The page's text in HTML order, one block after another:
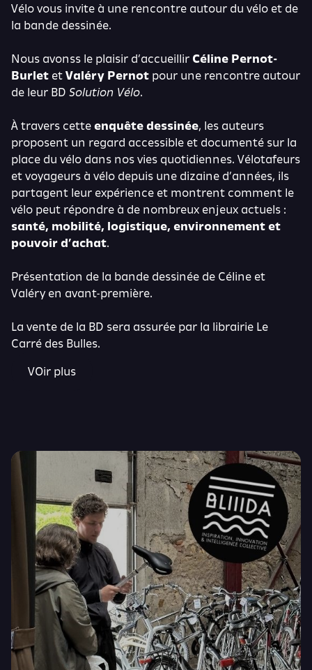
Vélo vous invite à une rencontre autour du vélo et de
la bande dessinée.
Nous avonss le plaisir d’accueillir Céline Pernot-
Burlet et Valéry Pernot pour une rencontre autour
de leur BD Solution Vélo.
À travers cette enquête dessinée, les auteurs
proposent un regard accessible et documenté sur la
place du vélo dans nos vies quotidiennes. Vélotafeurs
et voyageurs à vélo depuis une dizaine d’années, ils
partagent leur expérience et montrent comment le
vélo peut répondre à de nombreux enjeux actuels :
santé, mobilité, logistique, environnement et
pouvoir d’achat.
Présentation de la bande dessinée de Céline et
Valéry en avant-première.
La vente de la BD sera assurée par la librairie Le
Carré des Bulles.
VOir plus